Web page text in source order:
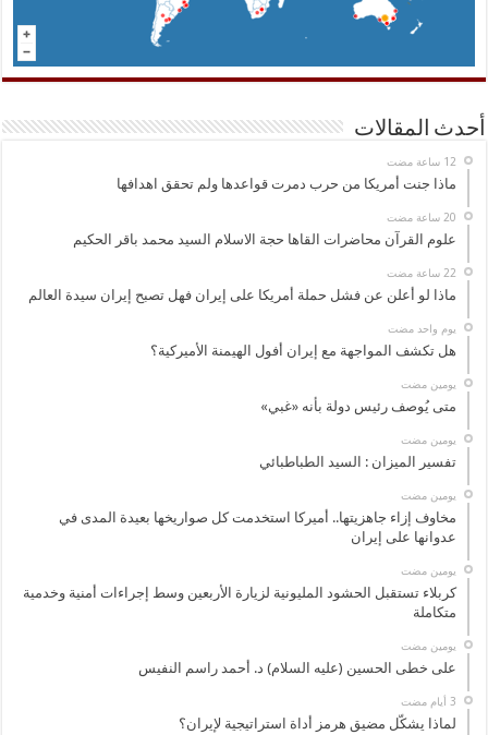
أحدث المقالات
ماذا جنت أمريكا من حرب دمرت قواعدها ولم تحقق اهدافها
علوم القرآن محاضرات القاها حجة الاسلام السيد محمد باقر الحكيم
ماذا لو أعلن عن فشل حملة أمريكا على إيران فهل تصبح إيران سيدة العالم
‏يوم واحد مضت
هل تكشف المواجهة مع إيران أفول الهيمنة الأميركية؟
‏يومين مضت
متى يُوصف رئيس دولة بأنه «غبي»
‏يومين مضت
تفسير الميزان : السيد الطباطبائي
‏يومين مضت
مخاوف إزاء جاهزيتها.. أميركا استخدمت كل صواريخها بعيدة المدى في
عدوانها على إيران
‏يومين مضت
كربلاء تستقبل الحشود المليونية لزيارة الأربعين وسط إجراءات أمنية وخدمية
متكاملة
‏يومين مضت
على خطى الحسين (عليه السلام) د. أحمد راسم النفيس
لماذا يشكّل مضيق هرمز أداة استراتيجية لإيران؟